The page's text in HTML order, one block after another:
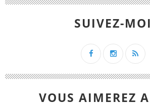
SUIVEZ-MOI
VOUS AIMEREZ